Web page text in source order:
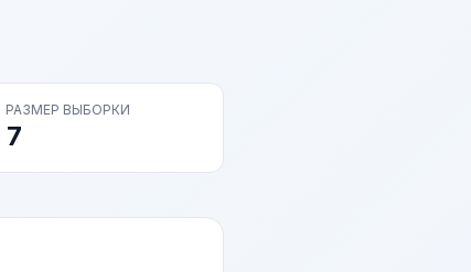
РАЗМЕР ВЫБОРКИ
7